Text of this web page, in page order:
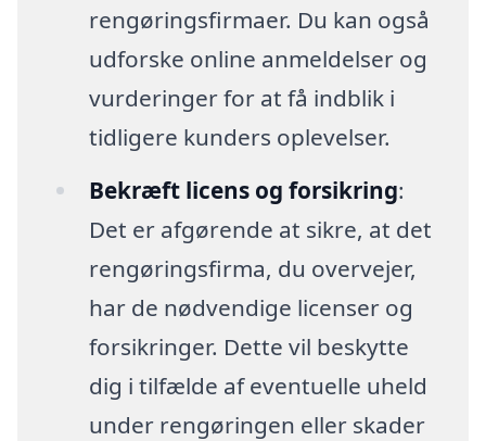
rengøringsfirmaer. Du kan også
udforske online anmeldelser og
vurderinger for at få indblik i
tidligere kunders oplevelser.
Bekræft licens og forsikring:
Det er afgørende at sikre, at det
rengøringsfirma, du overvejer,
har de nødvendige licenser og
forsikringer. Dette vil beskytte
dig i tilfælde af eventuelle uheld
under rengøringen eller skader